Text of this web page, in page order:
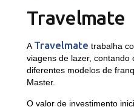
Travelmate
A Travelmate trabalha
viagens de lazer,
diferentes modelos de
Master.
O valor de investimento